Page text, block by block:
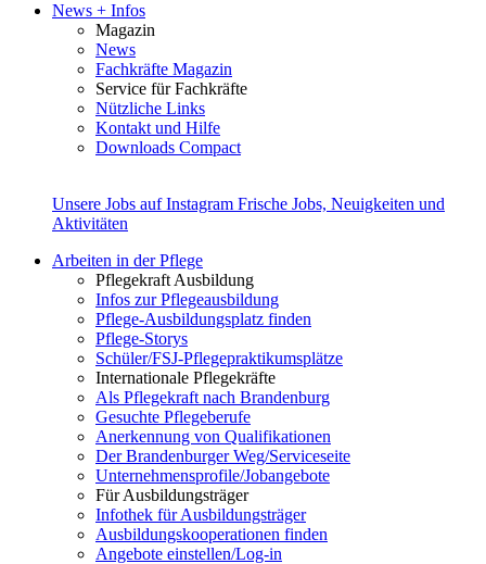
News + Infos
Magazin
News
Fachkräfte Magazin
Service für Fachkräfte
Nützliche Links
Kontakt und Hilfe
Downloads Compact
Unsere Jobs auf Instagram Frische Jobs, Neuigkeiten und
Aktivitäten
Arbeiten in der Pflege
Pflegekraft Ausbildung
Infos zur Pflegeausbildung
Pflege-Ausbildungsplatz finden
Pflege-Storys
Schüler/FSJ-Pflegepraktikumsplätze
Internationale Pflegekräfte
Als Pflegekraft nach Brandenburg
Gesuchte Pflegeberufe
Anerkennung von Qualifikationen
Der Brandenburger Weg/Serviceseite
Unternehmensprofile/Jobangebote
Für Ausbildungsträger
Infothek für Ausbildungsträger
Ausbildungskooperationen finden
Angebote einstellen/Log-in